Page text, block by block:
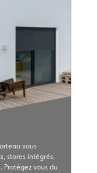
vous
stores intégrés,
Protégez vous du
BUBENDORFF
GUIDE EVENO